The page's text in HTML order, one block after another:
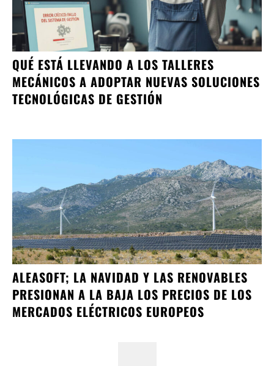
QUÉ ESTÁ LLEVANDO A LOS TALLERES
MECÁNICOS A ADOPTAR NUEVAS SOLUCIONES
TECNOLÓGICAS DE GESTIÓN
ALEASOFT; LA NAVIDAD Y LAS RENOVABLES
PRESIONAN A LA BAJA LOS PRECIOS DE LOS
MERCADOS ELÉCTRICOS EUROPEOS